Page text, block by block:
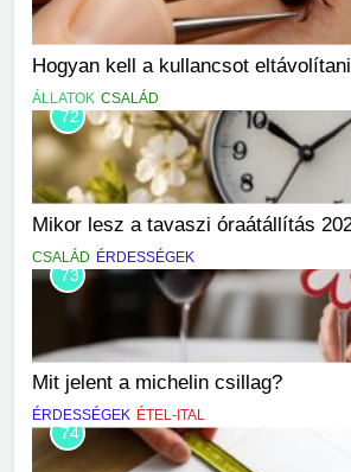
Hogyan kell a kullancsot
ÁLLATOK CSALÁD
72
Mikor lesz a tavaszi óraátállítás
CSALÁD ÉRDESSÉGEK
73
Mit jelent a michelin csillag?
ÉRDESSÉGEK ÉTEL-ITAL
74